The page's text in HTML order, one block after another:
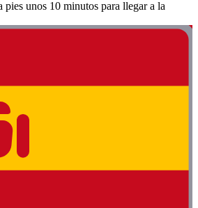
pies unos 10 minutos para llegar a la